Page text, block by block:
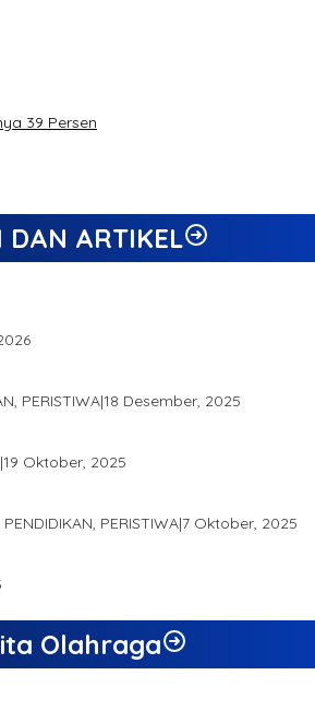
39 Persen
DAN ARTIKEL
PERISTIWA|18 Desember, 2025
|19 Oktober, 2025
PERISTIWA|7 Oktober, 2025
Olahraga